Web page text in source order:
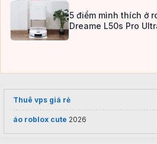
5 điểm mình thích ở
Dreame L50s Pro
Thuê vps giá rẻ
áo roblox cute 2026